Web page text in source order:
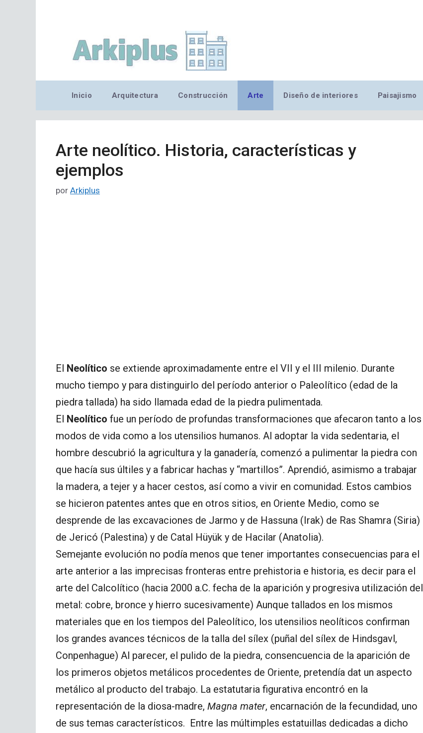
Inicio Arquitectura Construcción Arte Diseño de interiores Paisajismo
Arte neolítico. Historia, características y
ejemplos
por Arkiplus
El Neolítico se extiende aproximadamente entre el VII y el III milenio. Durante
mucho tiempo y para distinguirlo del período anterior o Paleolítico (edad de la
piedra tallada) ha sido llamada edad de la piedra pulimentada.
El Neolítico fue un período de profundas transformaciones que afecaron tanto a los
modos de vida como a los utensilios humanos. Al adoptar la vida sedentaria, el
hombre descubrió la agricultura y la ganadería, comenzó a pulimentar la piedra con
que hacía sus últiles y a fabricar hachas y “martillos”. Aprendió, asimismo a trabajar
la madera, a tejer y a hacer cestos, así como a vivir en comunidad. Estos cambios
se hicieron patentes antes que en otros sitios, en Oriente Medio, como se
desprende de las excavaciones de Jarmo y de Hassuna (Irak) de Ras Shamra (Siria)
de Jericó (Palestina) y de Catal Hüyük y de Hacilar (Anatolia).
Semejante evolución no podía menos que tener importantes consecuencias para el
arte anterior a las imprecisas fronteras entre prehistoria e historia, es decir para el
arte del Calcolítico (hacia 2000 a.C. fecha de la aparición y progresiva utilización del
metal: cobre, bronce y hierro sucesivamente) Aunque tallados en los mismos
materiales que en los tiempos del Paleolítico, los utensilios neolíticos confirman
los grandes avances técnicos de la talla del sílex (puñal del sílex de Hindsgavl,
Conpenhague) Al parecer, el pulido de la piedra, consencuencia de la aparición de
los primeros objetos metálicos procedentes de Oriente, pretendía dat un aspecto
metálico al producto del trabajo. La estatutaria figurativa encontró en la
representación de la diosa-madre, Magna mater, encarnación de la fecundidad, uno
de sus temas característicos. Entre las múltimples estatuillas dedicadas a dicho